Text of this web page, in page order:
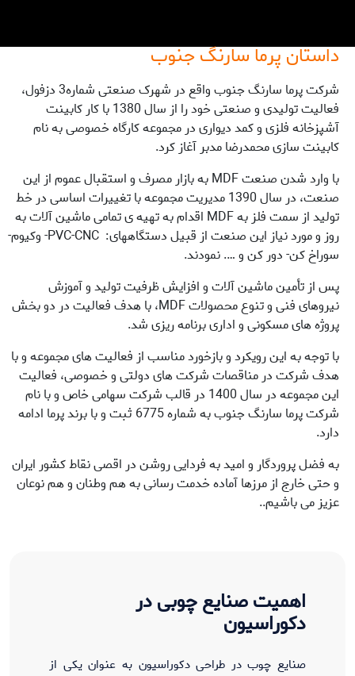
داستان پرما سارنگ جنوب
شرکت پرما سارنگ جنوب واقع در شهرک صنعتی شماره3 دزفول،
فعالیت تولیدی و صنعتی خود را از سال 1380 با کار کابینت
آشپزخانه فلزی و کمد دیواری در مجموعه کارگاه خصوصی به نام
کابینت سازی محمدرضا مدبر آغاز کرد.
با وارد شدن صنعت MDF به بازار مصرف و استقبال عموم از این
صنعت، در سال 1390 مدیریت مجموعه با تغییرات اساسی در خط
تولید از سمت فلز به MDF اقدام به تهیه ی تمامی ماشین آلات به
روز و مورد نیاز این صنعت از قبیل دستگاههای: PVC-CNC- وکیوم-
سوراخ کن- دور کن و …. نمودند.
پس از تأمین ماشین آلات و افزایش ظرفیت تولید و آموزش
نیروهای فنی و تنوع محصولات MDF، با هدف فعالیت در دو بخش
پروژه های مسکونی و اداری برنامه ریزی شد.
با توجه به این رویکرد و بازخورد مناسب از فعالیت های مجموعه و با
هدف شرکت در مناقصات شرکت های دولتی و خصوصی، فعالیت
این مجموعه در سال 1400 در قالب شرکت سهامی خاص و با نام
شرکت پرما سارنگ جنوب به شماره 6775 ثبت و با برند پرما ادامه
دارد.
به فضل پروردگار و امید به فردایی روشن در اقصی نقاط کشور ایران
و حتی خارج از مرزها آماده خدمت رسانی به هم وطنان و هم نوعان
عزیز می باشیم..
اهمیت صنایع چوبی در
دکوراسیون
صنایع چوب در طراحی دکوراسیون به عنوان یکی از